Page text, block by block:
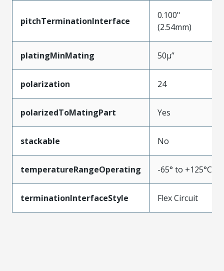
pitchTerminationInterface
0.100"
(2.54mm)
platingMinMating 50µ”
polarization 24
polarizedToMatingPart Yes
stackable No
temperatureRangeOperating -65° to +125°C
terminationInterfaceStyle Flex Circuit